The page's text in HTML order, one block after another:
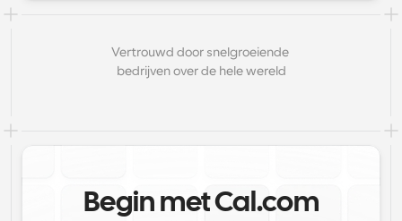
Vertrouwd door snelgroeiende
bedrijven over de hele wereld
Begin met Cal.com